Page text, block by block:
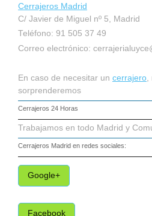
Cerrajeros Madrid
C/ Javier de Miguel nº 5, Madrid
Teléfono: 91 505 37 49
Correo electrónico:
En caso de necesitar un cerrajero
sorprenderemos
Cerrajeros 24 Horas
Trabajamos en todo Madrid y
Cerrajeros Madrid en redes sociales:
Google+
Facebook